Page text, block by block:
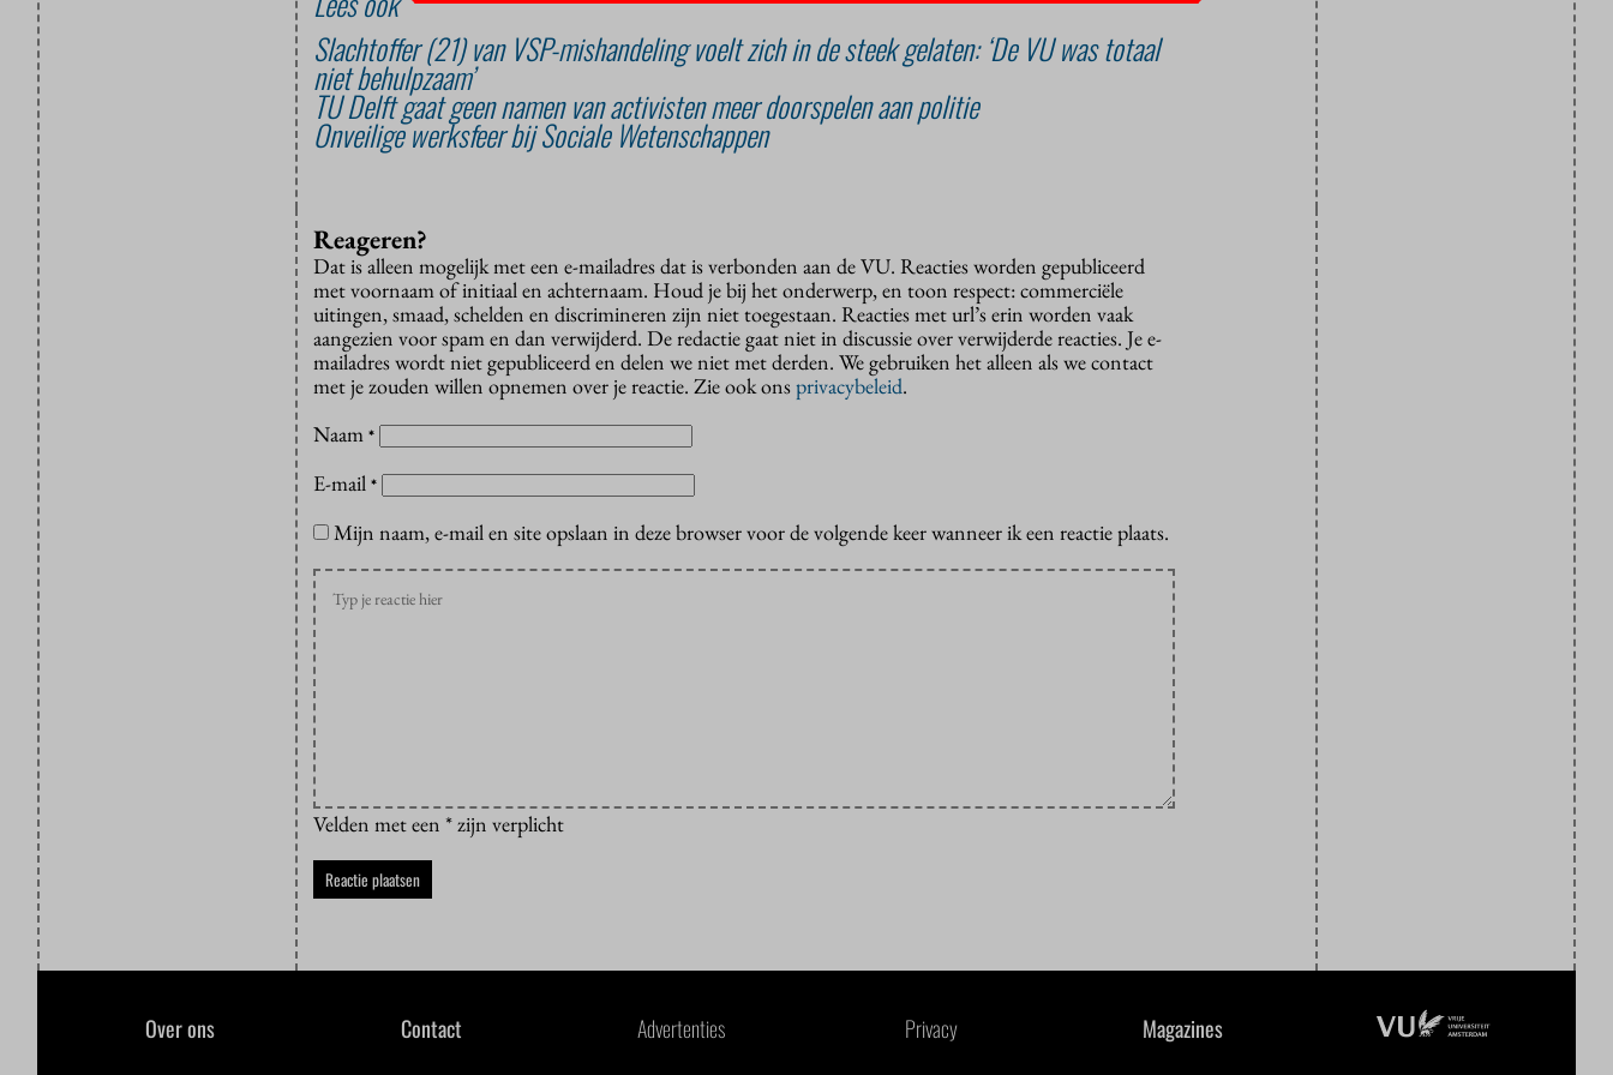
Slachtoffer (21) van VSP-mishandeling voelt zich in de steek gelaten: ‘De VU was totaal
niet behulpzaam’
TU Delft gaat geen namen van activisten meer doorspelen aan politie
Onveilige werksfeer bij Sociale Wetenschappen
Reageren?
Dat is alleen mogelijk met een e-mailadres dat is verbonden aan de VU. Reacties worden gepubliceerd
met voornaam of initiaal en achternaam. Houd je bij het onderwerp, en toon respect: commerciële
uitingen, smaad, schelden en discrimineren zijn niet toegestaan. Reacties met url’s erin worden vaak
aangezien voor spam en dan verwijderd. De redactie gaat niet in discussie over verwijderde reacties. Je e-
mailadres wordt niet gepubliceerd en delen we niet met derden. We gebruiken het alleen als we contact
met je zouden willen opnemen over je reactie. Zie ook onsprivacybeleid.
Naam *
E-mail *
Mijn naam, e-mail en site opslaan in deze browser voor de volgende keer wanneer ik een reactie plaats.
Velden met een * zijn verplicht
Over ons Contact Advertenties Privacy Magazines